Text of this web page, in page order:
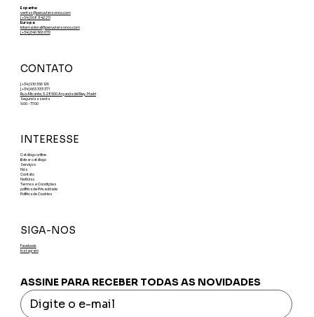
CONTATO
[+34] 910 556 126
[+34] 663 333 371
Rua Alicante, 5. 28500 Arganda del Rey. Madri
Segunda a sexta
9:00 - 17:00
INTERESSE
Catálogo online
Baixar catálogo
Serviços
Nós
Contato
Notícias
Termos e Condições
política de Privacidade
Política de Cookies
Espanha:
ventas@peruviansonco.com
[+34] 608 842 211
Europa:
internacional@peruviansonco.com
[+34] 640 566 070
SIGA-NOS
Facebook
Instagram
ASSINE PARA RECEBER TODAS AS NOVIDADES